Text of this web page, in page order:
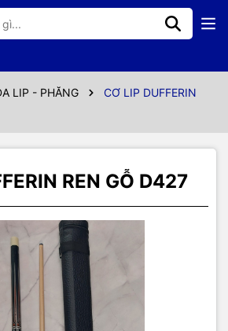
LIP - PHĂNG
CƠ LIP DUFFERIN
REN GỖ D427
470g